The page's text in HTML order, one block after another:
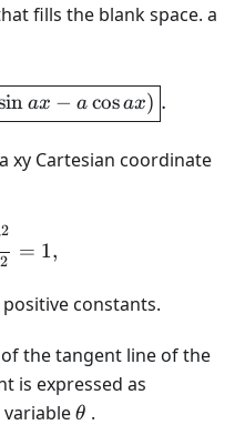
fills the blank space. a
e^x \sin ax \, dx =
ax − a cosax) .
xy Cartesian coordinate
+
2
2
= 1,
constants.
the tangent line of the
is expressed as
variable\theta
θ .